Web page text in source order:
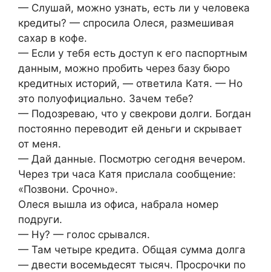
— Слушай, можно узнать, есть ли у человека
кредиты? — спросила Олеся, размешивая
сахар в кофе.
— Если у тебя есть доступ к его паспортным
данным, можно пробить через базу бюро
кредитных историй, — ответила Катя. — Но
это полуофициально. Зачем тебе?
— Подозреваю, что у свекрови долги. Богдан
постоянно переводит ей деньги и скрывает
от меня.
— Дай данные. Посмотрю сегодня вечером.
Через три часа Катя прислала сообщение:
«Позвони. Срочно».
Олеся вышла из офиса, набрала номер
подруги.
— Ну? — голос срывался.
— Там четыре кредита. Общая сумма долга
— двести восемьдесят тысяч. Просрочки по